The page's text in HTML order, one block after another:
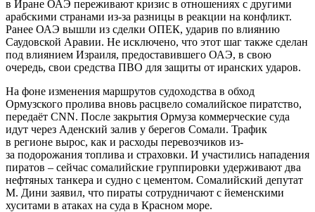
в Иране ОАЭ переживают кризис в отношениях с другими
арабскими странами из-за разницы в реакции на конфликт.
Ранее ОАЭ вышли из сделки ОПЕК, ударив по влиянию
Саудовской Аравии. Не исключено, что этот шаг также сделан
под влиянием Израиля, предоставившего ОАЭ, в свою
очередь, свои средства ПВО для защиты от иранских ударов.
На фоне изменения маршрутов судоходства в обход
Ормузского пролива вновь расцвело сомалийское пиратство,
передаёт CNN. После закрытия Ормуза коммерческие суда
идут через Аденский залив у берегов Сомали. Трафик
в регионе вырос, как и расходы перевозчиков из-
за подорожания топлива и страховки. И участились нападения
пиратов – сейчас сомалийские группировки удерживают два
нефтяных танкера и судно с цементом. Сомалийский депутат
М. Дини заявил, что пираты сотрудничают с йеменскими
хуситами в атаках на суда в Красном море.